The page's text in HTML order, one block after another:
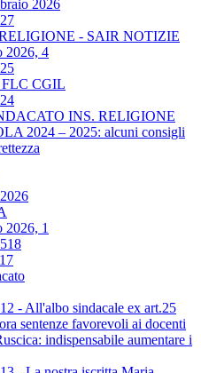
2026
- SAIR NOTIZIE
2026, 4
FLC CGIL
INS. RELIGIONE
2024 – 2025: alcuni consigli
2026, 1
- All'albo sindacale ex art.25
sentenze favorevoli ai docenti
indispensabile aumentare i